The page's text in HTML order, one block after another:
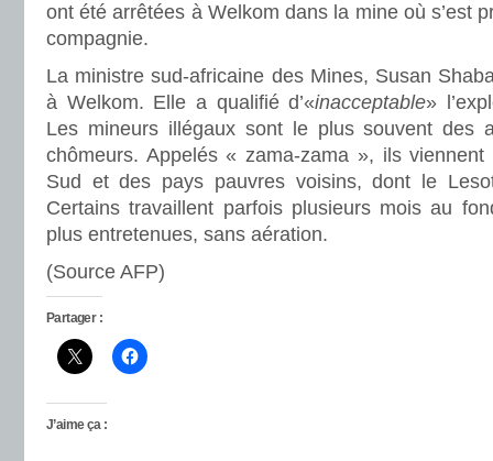
ont été arrêtées à Welkom dans la mine où s’est
compagnie.
La ministre sud-africaine des Mines, Susan
à Welkom. Elle a qualifié d’«inacceptable»
Les mineurs illégaux sont le plus souvent des
chômeurs. Appelés « zama-zama », ils viennent
Sud et des pays pauvres voisins, dont le
Certains travaillent parfois plusieurs mois au
plus entretenues, sans aération.
(Source AFP)
Partager :
J’aime ça :